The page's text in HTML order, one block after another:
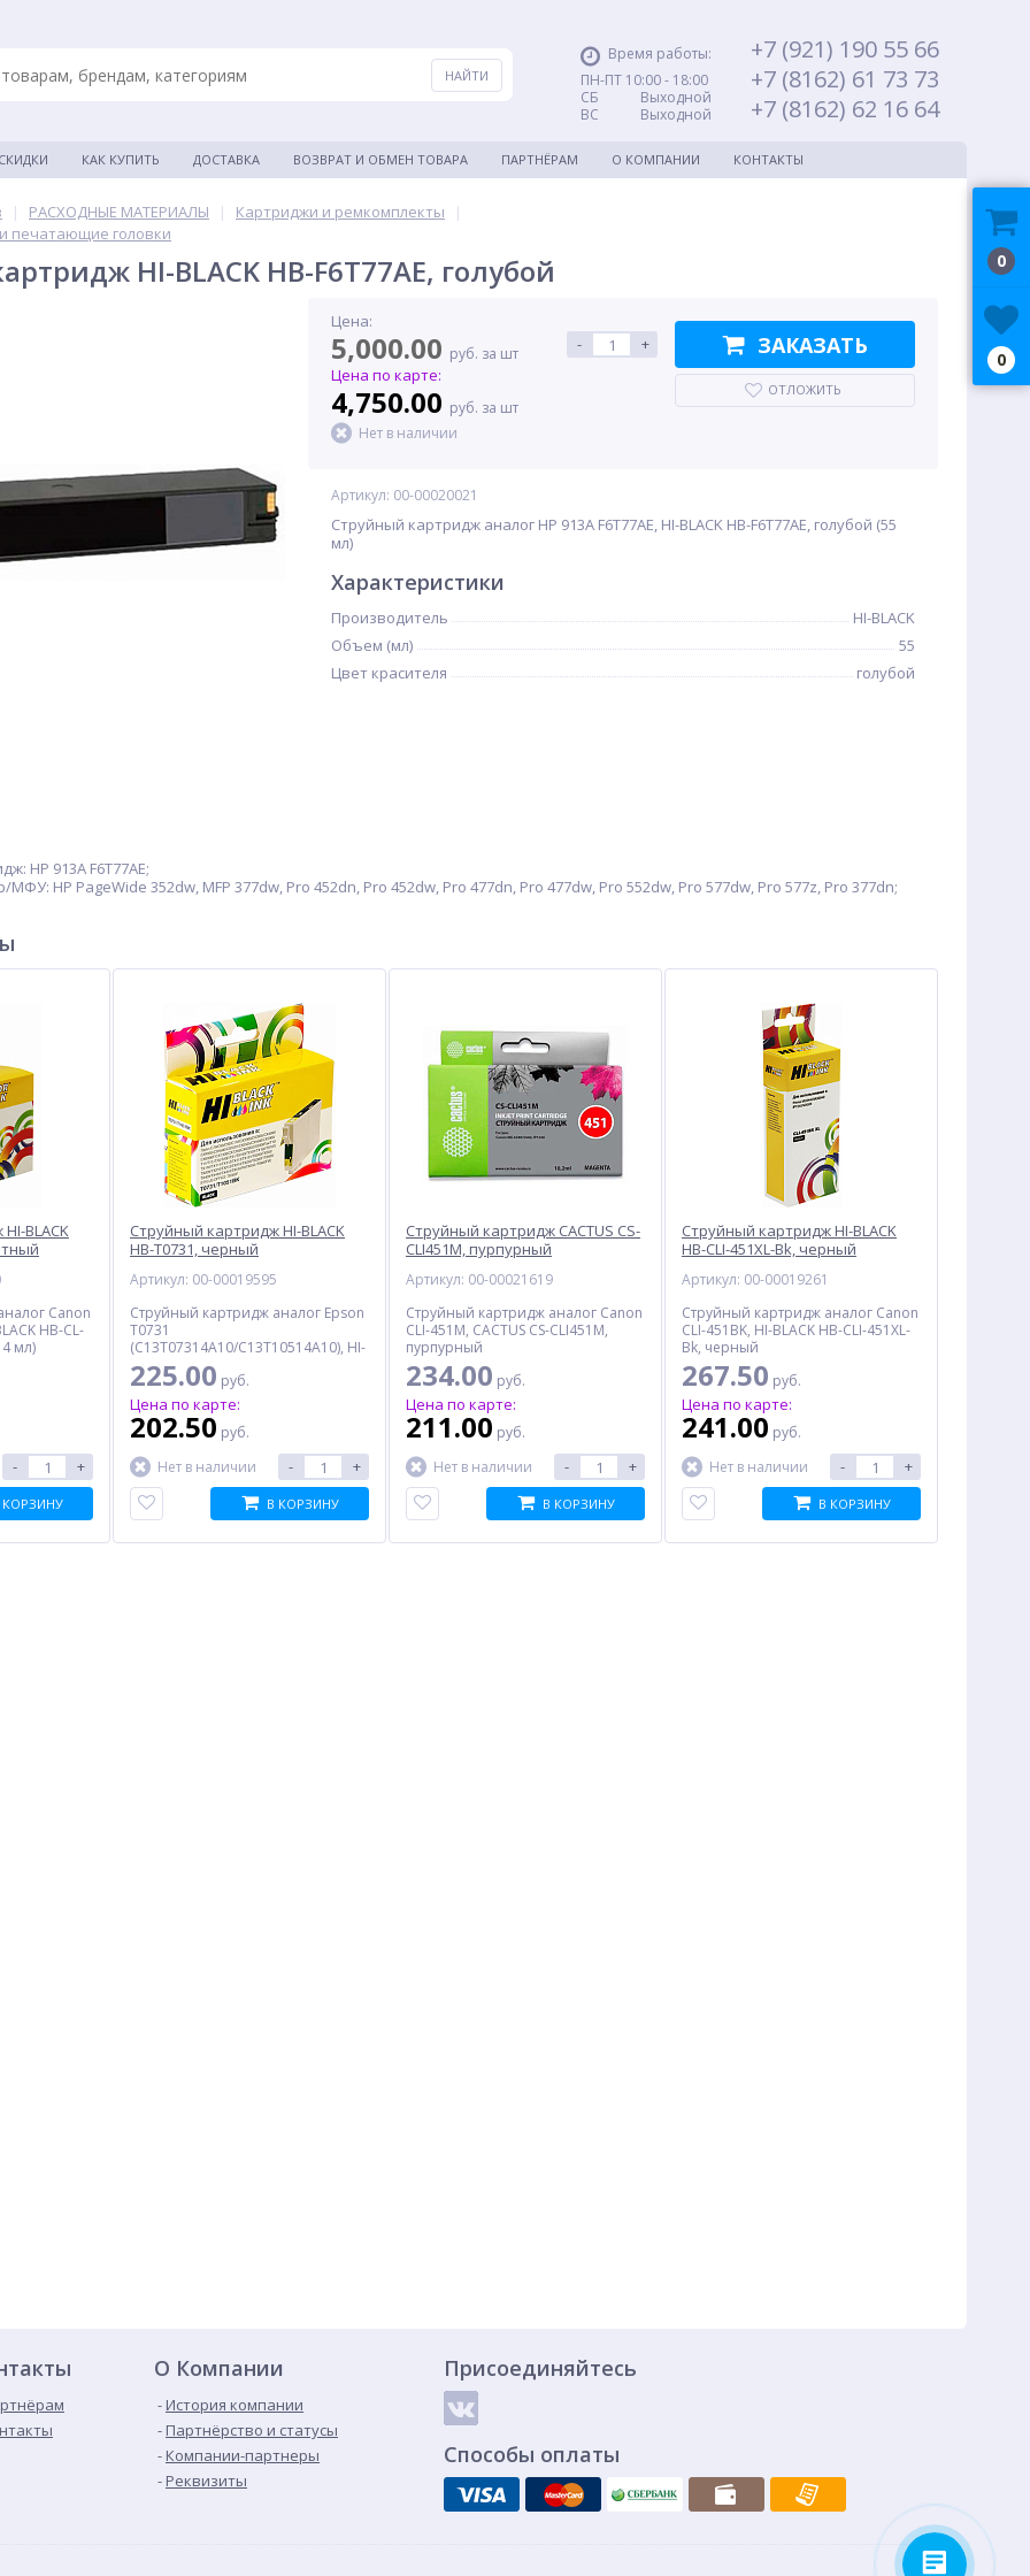
Время работы:
ПН-ПТ 10:00 - 18:00
СБ Выходной
ВС Выходной
+7 (921) 190 55 66
+7 (8162) 61 73 73
+7 (8162) 62 16 64
КАК КУПИТЬ ДОСТАВКА ВОЗВРАТ И ОБМЕН ТОВАРА ПАРТНЁРАМ О КОМПАНИИ КОНТАКТЫ
| РАСХОДНЫЕ МАТЕРИАЛЫ | Картриджи и ремкомплекты
|
печатающие головки
HI-BLACK HB-F6T77AE, голубой
Цена:
5,000.00 руб. за шт
Цена по карте:
4,750.00 руб. за шт
Нет в наличии
- + ЗАКАЗАТЬ
ОТЛОЖИТЬ
Артикул: 00-00020021
Струйный картридж аналог HP 913A F6T77AE, HI-BLACK HB-F6T77AE, голубой (55
мл)
Характеристики
Производитель
HI-BLACK
Объем (мл)
55
Цвет красителя
голубой
HP 913A F6T77AE;
HP PageWide 352dw, MFP 377dw, Pro 452dn, Pro 452dw, Pro 477dn, Pro 477dw, Pro 552dw, Pro 577dw, Pro 577z, Pro 377dn;
BLACK
Canon
HB-CL-
мл)
- +
КОРЗИНУ
Струйный картридж HI-BLACK
HB-T0731, черный
Артикул: 00-00019595
Струйный картридж аналог Epson
T0731
(C13T07314A10/C13T10514A10), HI-
BLACK HB-T0731, черный
225.00 руб.
Цена по карте:
202.50 руб.
Нет в наличии
- +
В КОРЗИНУ
Струйный картридж CACTUS CS-
CLI451M, пурпурный
Артикул: 00-00021619
Струйный картридж аналог Canon
CLI-451M, CACTUS CS-CLI451M,
пурпурный
234.00 руб.
Цена по карте:
211.00 руб.
Нет в наличии
- +
В КОРЗИНУ
Струйный картридж HI-BLACK
HB-CLI-451XL-Bk, черный
Артикул: 00-00019261
Струйный картридж аналог Canon
CLI-451BK, HI-BLACK HB-CLI-451XL-
Bk, черный
267.50 руб.
Цена по карте:
241.00 руб.
Нет в наличии
- +
В КОРЗИНУ
О Компании
История компании
Партнёрство и статусы
Компании-партнеры
Реквизиты
Присоединяйтесь
Способы оплаты
0
0